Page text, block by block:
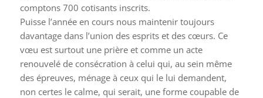
comptons 700 cotisants inscrits.
Puisse l’année en cours nous maintenir toujours
davantage dans l’union des esprits et des cœurs. Ce
vœu est surtout une prière et comme un acte
renouvelé de consécration à celui qui, au sein même
des épreuves, ménage à ceux qui le lui demandent,
non certes le calme, qui serait, une forme coupable de